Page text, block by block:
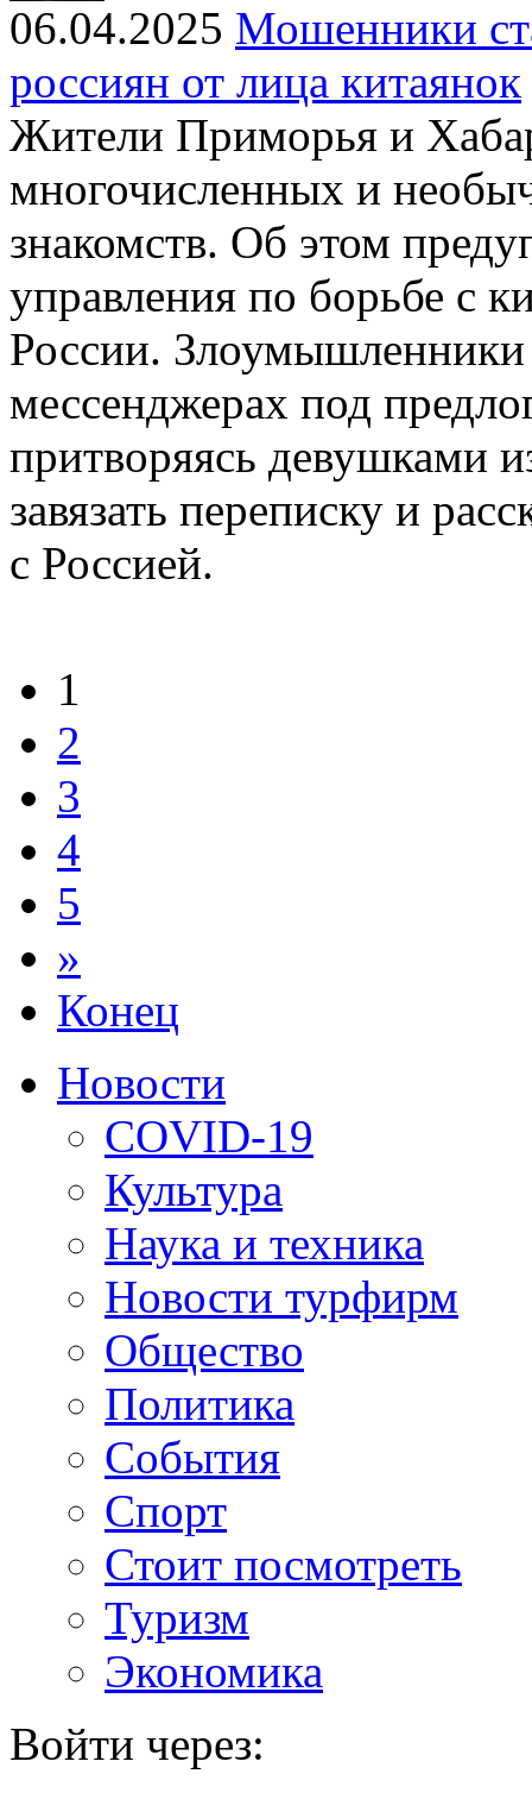
06.04.2025 Мошенники
россиян от лица китаянок
Жители Приморья и
многочисленных и
знакомств. Об этом
управления по борьбе с
России. Злоумышленники
мессенджерах под
притворяясь девушками
завязать переписку и
с Россией.
1
2
3
4
5
»
Конец
Новости
COVID-19
Культура
Наука и техника
Новости турфирм
Общество
Политика
События
Спорт
Стоит посмотреть
Туризм
Экономика
Войти через: